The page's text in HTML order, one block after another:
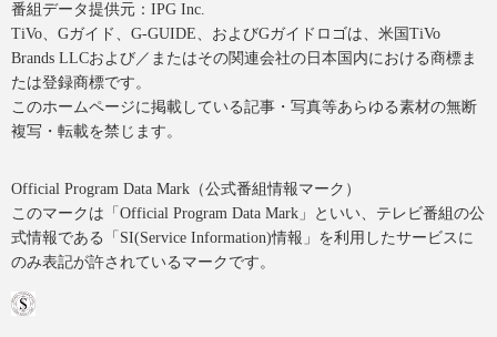
番組データ提供元：IPG Inc.
TiVo、Gガイド、G-GUIDE、およびGガイドロゴは、米国TiVo
Brands LLCおよび／またはその関連会社の日本国内における商標ま
たは登録商標です。
このホームページに掲載している記事・写真等あらゆる素材の無断
複写・転載を禁じます。
Official Program Data Mark（公式番組情報マーク）
このマークは「Official Program Data Mark」といい、テレビ番組の公
式情報である「SI(Service Information)情報」を利用したサービスに
のみ表記が許されているマークです。